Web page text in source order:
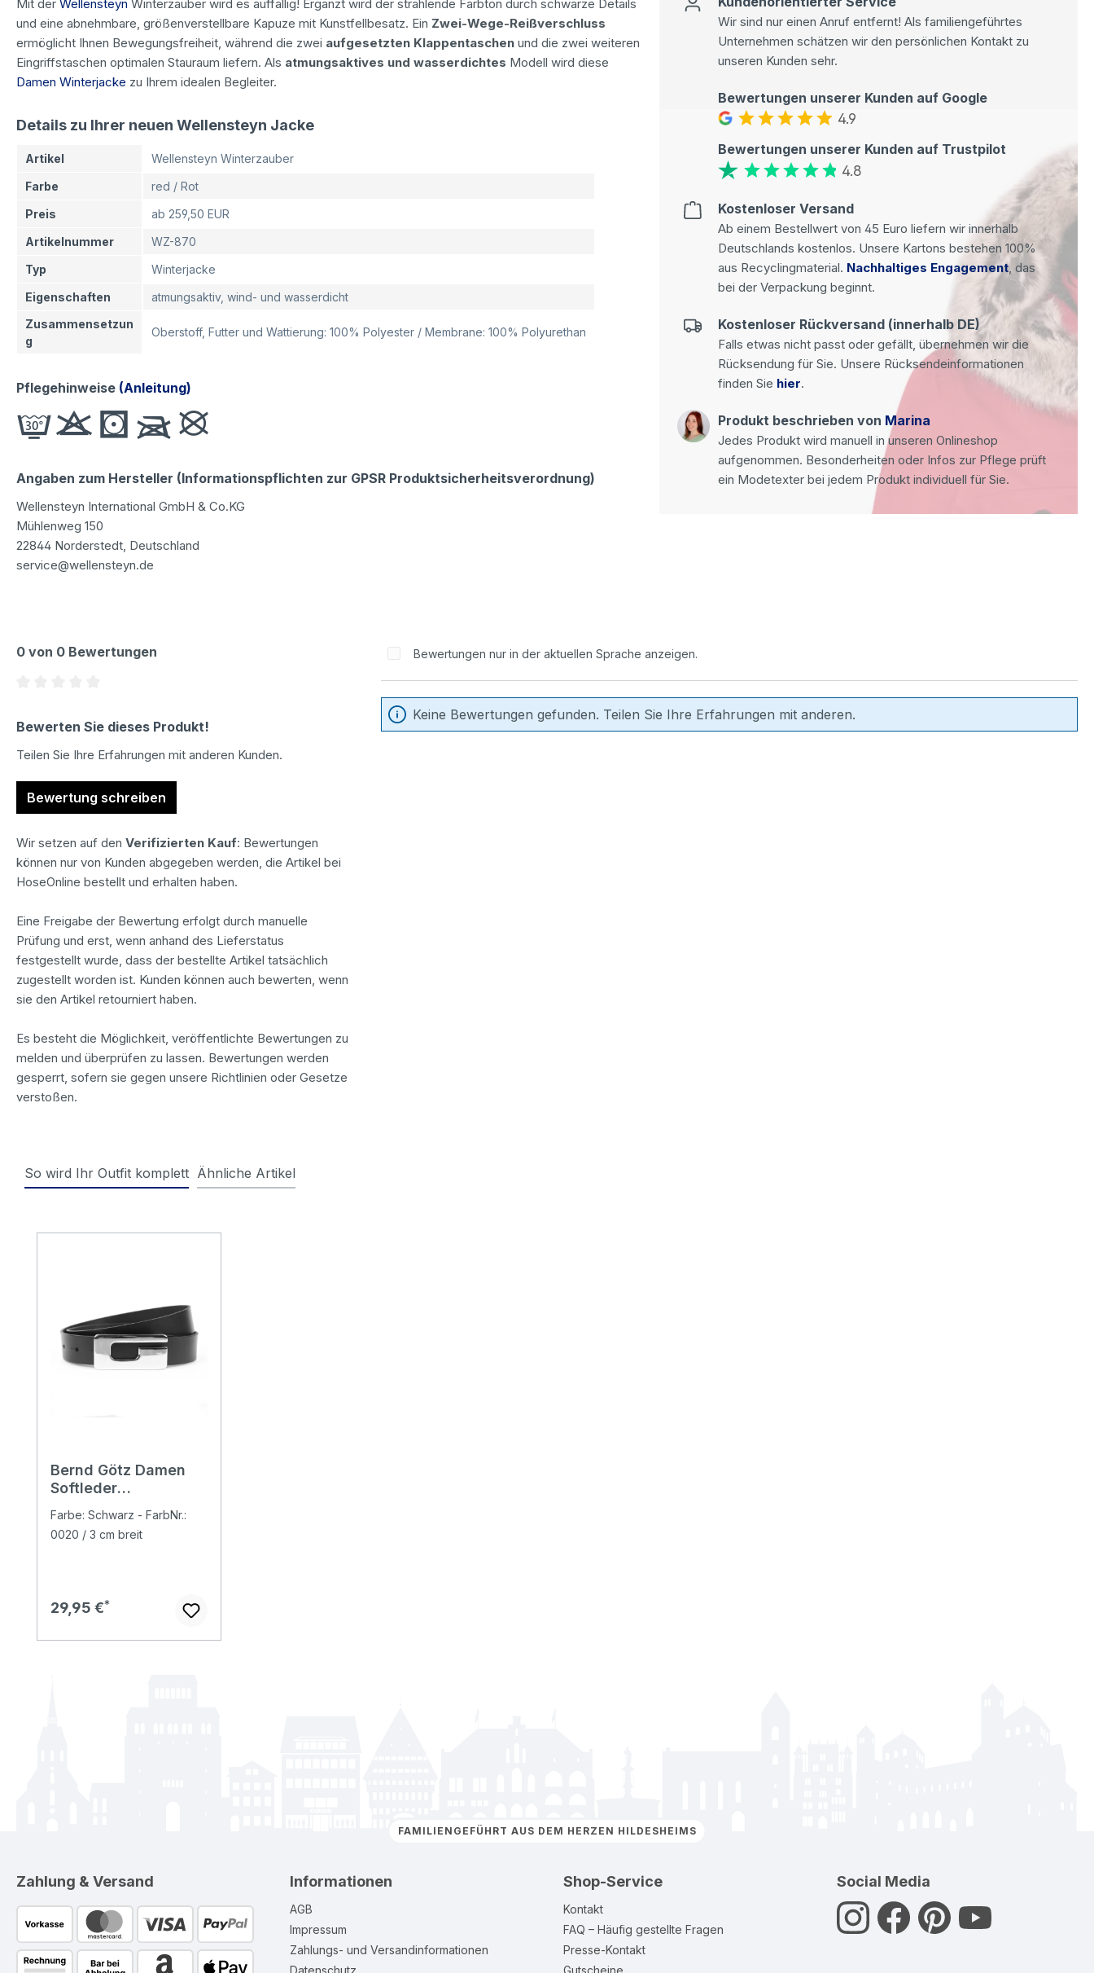
Mit der Wellensteyn Winterzauber wird es auffällig! Ergänzt wird der strahlende Farbton durch schwarze Details
und eine abnehmbare, größenverstellbare Kapuze mit Kunstfellbesatz. Ein Zwei-Wege-Reißverschluss
ermöglicht Ihnen Bewegungsfreiheit, während die zwei aufgesetzten Klappentaschen und die zwei weiteren
Eingriffstaschen optimalen Stauraum liefern. Als atmungsaktives und wasserdichtes Modell wird diese
Damen Winterjacke zu Ihrem idealen Begleiter.
Details zu Ihrer neuen Wellensteyn Jacke
Artikel
Wellensteyn Winterzauber
Farbe
red / Rot
Preis
ab 259,50 EUR
Artikelnummer
WZ-870
Typ
Winterjacke
Eigenschaften
atmungsaktiv, wind- und wasserdicht
Zusammensetzun
g
Oberstoff, Futter und Wattierung: 100% Polyester / Membrane: 100% Polyurethan
Pflegehinweise (Anleitung)
Angaben zum Hersteller (Informationspflichten zur GPSR Produktsicherheitsverordnung)
Wellensteyn International GmbH & Co.KG
Mühlenweg 150
22844 Norderstedt, Deutschland
service@wellensteyn.de
Wir sind nur einen Anruf entfernt! Als familiengeführtes
Unternehmen schätzen wir den persönlichen Kontakt zu
unseren Kunden sehr.
Bewertungen unserer Kunden auf Google
4.9
Bewertungen unserer Kunden auf Trustpilot
4.8
Kostenloser Versand
Ab einem Bestellwert von 45 Euro liefern wir innerhalb
Deutschlands kostenlos. Unsere Kartons bestehen 100%
aus Recyclingmaterial. Nachhaltiges Engagement, das
bei der Verpackung beginnt.
Kostenloser Rückversand (innerhalb DE)
Falls etwas nicht passt oder gefällt, übernehmen wir die
Rücksendung für Sie. Unsere Rücksendeinformationen
finden Sie hier.
Produkt beschrieben von Marina
Jedes Produkt wird manuell in unseren Onlineshop
aufgenommen. Besonderheiten oder Infos zur Pflege prüft
ein Modetexter bei jedem Produkt individuell für Sie.
0 von 0 Bewertungen
Bewerten Sie dieses Produkt!
Teilen Sie Ihre Erfahrungen mit anderen Kunden.
Bewertung schreiben
Wir setzen auf den Verifizierten Kauf: Bewertungen
können nur von Kunden abgegeben werden, die Artikel bei
HoseOnline bestellt und erhalten haben.
Eine Freigabe der Bewertung erfolgt durch manuelle
Prüfung und erst, wenn anhand des Lieferstatus
festgestellt wurde, dass der bestellte Artikel tatsächlich
zugestellt worden ist. Kunden können auch bewerten, wenn
sie den Artikel retourniert haben.
Es besteht die Möglichkeit, veröffentlichte Bewertungen zu
melden und überprüfen zu lassen. Bewertungen werden
gesperrt, sofern sie gegen unsere Richtlinien oder Gesetze
verstoßen.
Bewertungen nur in der aktuellen Sprache anzeigen.
Keine Bewertungen gefunden. Teilen Sie Ihre Erfahrungen mit anderen.
So wird Ihr Outfit komplett Ähnliche Artikel
Bernd Götz Damen
Softleder
Farbe: Schwarz - FarbNr.:
0020 / 3 cm breit
Regulärer Preis:
29,95 €
FAMILIENGEFÜHRT AUS DEM HERZEN HILDESHEIMS
Zahlung & Versand Informationen
AGB
Impressum
Zahlungs- und Versandinformationen
Datenschutz
Shop-Service
Kontakt
FAQ – Häufig gestellte Fragen
Presse-Kontakt
Gutscheine
Social Media